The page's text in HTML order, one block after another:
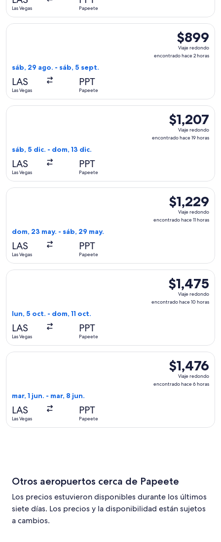
Las Vegas Papeete
$899
Viaje
redondo,
$899
Viaje redondo
encontrado hace 2 horas
sáb, 29 ago. - sáb, 5 sept.
LAS
Las Vegas
PPT
Papeete
Seleccionar vuelo de Alaska Airlines, con salida el sáb, 29
$1,207
Viaje
redondo,
$1,207
Viaje redondo
encontrado hace 19 horas
sáb, 5 dic. - dom, 13 dic.
LAS
Las Vegas
PPT
Papeete
Seleccionar vuelo de Air Tahiti Nui, con salida el sáb, 5 dic.
$1,229
Viaje
redondo,
$1,229
Viaje redondo
encontrado hace 11 horas
dom, 23 may. - sáb, 29 may.
LAS
Las Vegas
PPT
Papeete
Seleccionar vuelo de American Airlines, con salida el dom,
$1,475
Viaje
redondo,
$1,475
Viaje redondo
encontrado hace 10 horas
lun, 5 oct. - dom, 11 oct.
LAS
Las Vegas
PPT
Papeete
Seleccionar vuelo de Delta, con salida el lun, 5 oct. desde
$1,476
Viaje
redondo,
$1,476
Viaje redondo
encontrado hace 6 horas
mar, 1 jun. - mar, 8 jun.
LAS
Las Vegas
PPT
Papeete
Seleccionar vuelo de United, con salida el mar, 1 jun. desde
Otros aeropuertos cerca de Papeete
Los precios estuvieron disponibles durante los últimos
siete días. Los precios y la disponibilidad están sujetos
a cambios.